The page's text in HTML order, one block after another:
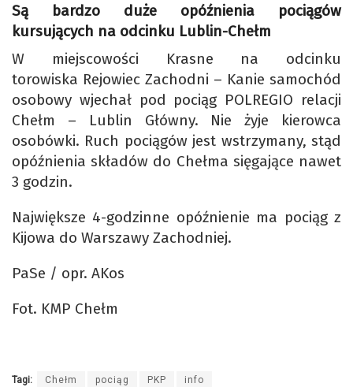
Są bardzo duże opóźnienia pociągów
kursujących na odcinku Lublin-Chełm
W miejscowości Krasne na odcinku
torowiska Rejowiec Zachodni – Kanie samochód
osobowy wjechał pod pociąg POLREGIO relacji
Chełm – Lublin Główny. Nie żyje kierowca
osobówki. Ruch pociągów jest wstrzymany, stąd
opóźnienia składów do Chełma sięgające nawet
3 godzin.
Największe 4-godzinne opóźnienie ma pociąg z
Kijowa do Warszawy Zachodniej.
PaSe / opr. AKos
Fot. KMP Chełm
Tagi: Chełm pociąg PKP info